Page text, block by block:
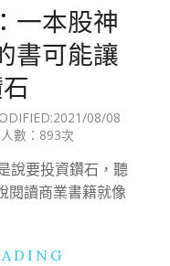
一本股神
書可能讓
2021/08/08
數：893次
說要投資鑽石，聽
閱讀商業書籍就像